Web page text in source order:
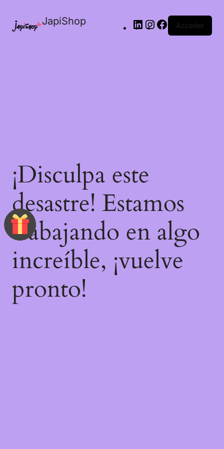
JapiShop Acceder
¡Disculpa este
desastre! Estamos
trabajando en algo
increíble, ¡vuelve
pronto!